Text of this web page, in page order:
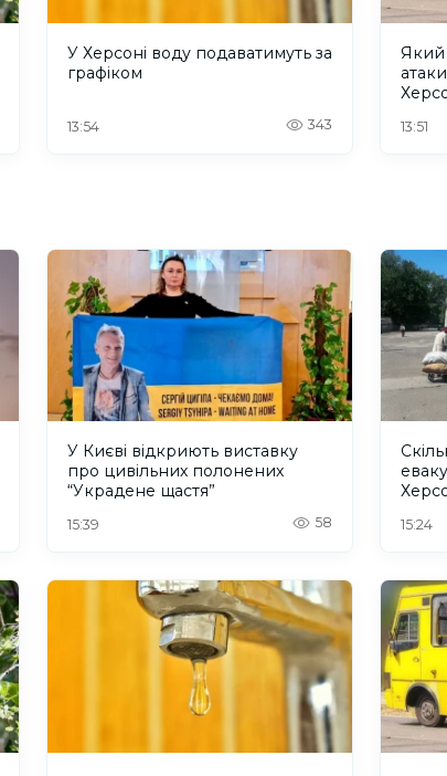
У Херсоні воду подаватимуть за
графіком
13:54 343
Який
13:51
У Києві відкриють виставку
про цивільних полонених
“Украдене щастя”
15:39 58 15:24